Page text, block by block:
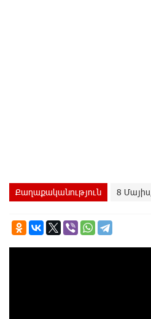
Քաղաքականություն 8